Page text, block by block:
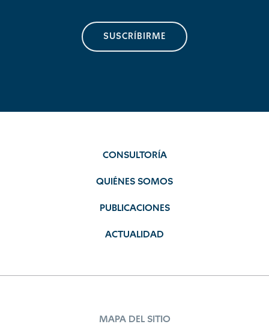
SUSCRÍBIRME
CONSULTORÍA
QUIÉNES SOMOS
PUBLICACIONES
ACTUALIDAD
MAPA DEL SITIO